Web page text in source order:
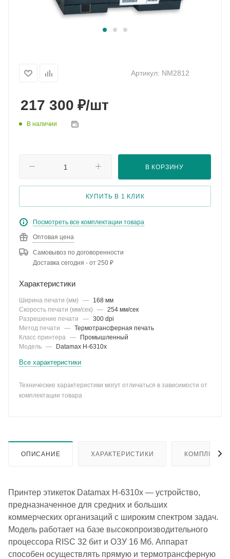
Артикул: NM2812
217 300 ₽/шт
В наличии
В КОРЗИНУ
КУПИТЬ В 1 КЛИК
Посмотреть все комплектации товара
Оптовая цена
Самовывоз по договоренности
Доставка сегодня - от 250 ₽
Характеристики
Ширина печати (мм) —
168 мм
Скорость печати (мм/сек)
— 254 мм/сек
Разрешение печати
— 300 dpi
Метод печати
— Термотрансферная печать
Класс принтера —
Промышленный
Модель — Datamax H-6310x
Все характеристики
Технические характеристики могут отличаться в зависимости от
комплектации товара
ОПИСАНИЕ ХАРАКТЕРИСТИКИ
Принтер этикеток Datamax H-6310x — устройство,
предназначенное для средних и больших
коммерческих организаций с широким спектром задач.
Модель работает на базе высокопроизводительного
процессора RISC 32 бит и ОЗУ 16 Мб. Аппарат
способен осуществлять прямую и термотрансферную